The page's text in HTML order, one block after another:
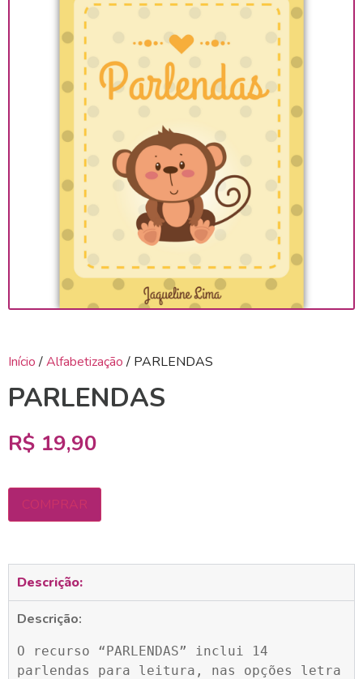
Início /Alfabetização / PARLENDAS
PARLENDAS
R$ 19,90
COMPRAR
Descrição:
Descrição:
O recurso “PARLENDAS” inclui 14
parlendas para leitura, nas opções letra